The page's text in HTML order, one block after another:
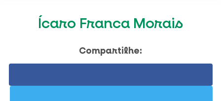
Ícaro Franca Morais
Compartilhe: